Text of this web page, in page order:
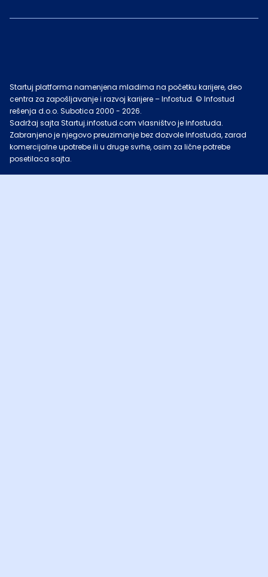
Startuj platforma namenjena mladima na početku karijere, deo
centra za zapošljavanje i razvoj karijere – Infostud. © Infostud
rešenja d.o.o. Subotica 2000 - 2026.
Sadržaj sajta Startuj.infostud.com vlasništvo je Infostuda.
Zabranjeno je njegovo preuzimanje bez dozvole Infostuda, zarad
komercijalne upotrebe ili u druge svrhe, osim za lične potrebe
posetilaca sajta.